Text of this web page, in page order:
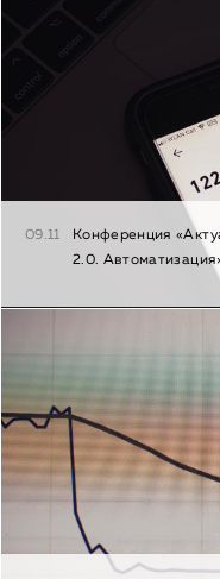
09.11
Конференция
2.0.